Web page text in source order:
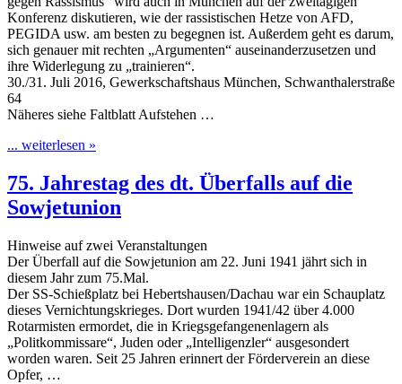
Konferenz diskutieren, wie der rassistischen Hetze von AFD,
PEGIDA usw. am besten zu begegnen ist. Außerdem geht es darum,
sich genauer mit rechten „Argumenten“ auseinanderzusetzen und
ihre Widerlegung zu „trainieren“.
30./31. Juli 2016, Gewerkschaftshaus München, Schwanthalerstraße
64
Näheres siehe Faltblatt Aufstehen …
... weiterlesen »
75. Jahrestag des dt. Überfalls auf die
Sowjetunion
Hinweise auf zwei Veranstaltungen
Der Überfall auf die Sowjetunion am 22. Juni 1941 jährt sich in
diesem Jahr zum 75.Mal.
Der SS-Schießplatz bei Hebertshausen/Dachau war ein Schauplatz
dieses Vernichtungskrieges. Dort wurden 1941/42 über 4.000
Rotarmisten ermordet, die in Kriegsgefangenenlagern als
„Politkommissare“, Juden oder „Intelligenzler“ ausgesondert
worden waren. Seit 25 Jahren erinnert der Förderverein an diese
Opfer, …